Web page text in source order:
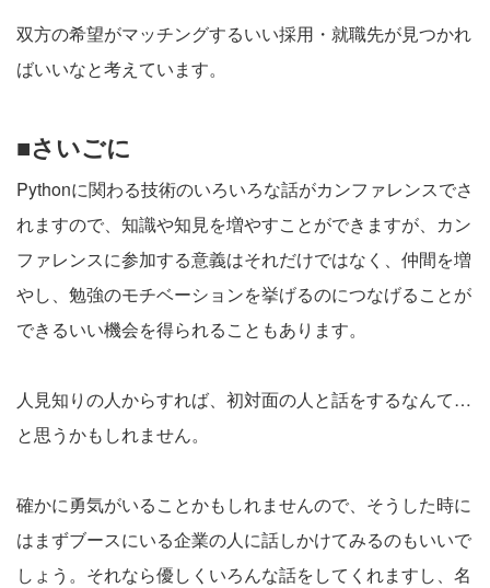
双方の希望がマッチングするいい採用・就職先が見つかれ
ばいいなと考えています。
■さいごに
Pythonに関わる技術のいろいろな話がカンファレンスでさ
れますので、知識や知見を増やすことができますが、カン
ファレンスに参加する意義はそれだけではなく、仲間を増
やし、勉強のモチベーションを挙げるのにつなげることが
できるいい機会を得られることもあります。
人見知りの人からすれば、初対面の人と話をするなんて…
と思うかもしれません。
確かに勇気がいることかもしれませんので、そうした時に
はまずブースにいる企業の人に話しかけてみるのもいいで
しょう。それなら優しくいろんな話をしてくれますし、名